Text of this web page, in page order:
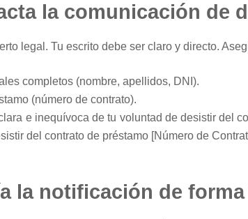
la comunicación de
legal. Tu escrito debe ser claro y directo.
completos (nombre, apellidos, DNI).
(número de contrato).
e inequívoca de tu voluntad de desistir del
del contrato de préstamo [Número de
la notificación de